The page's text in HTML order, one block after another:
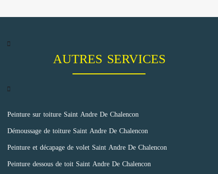
AUTRES SERVICES
Peinture sur toiture Saint Andre De Chalencon
Démoussage de toiture Saint Andre De Chalencon
Peinture et décapage de volet Saint Andre De Chalencon
Peinture dessous de toit Saint Andre De Chalencon